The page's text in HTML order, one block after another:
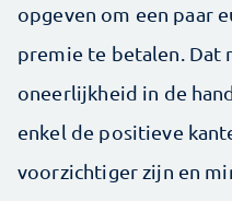
opgeven om een paar
premie te betalen. Dat
oneerlijkheid in de
enkel de positieve
voorzichtiger zijn en